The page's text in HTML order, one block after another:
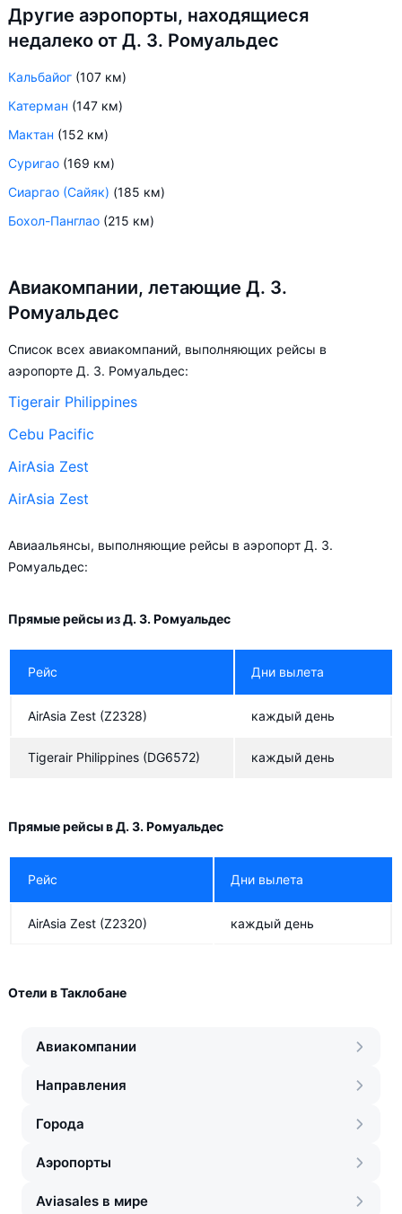
Другие аэропорты, находящиеся
недалеко от Д. З. Ромуальдес
Кальбайог (107 км)
Катерман (147 км)
Мактан (152 км)
Суригао (169 км)
Сиаргао (Сайяк) (185 км)
Бохол-Панглао (215 км)
Авиакомпании, летающие Д. З.
Ромуальдес
Список всех авиакомпаний, выполняющих рейсы в
аэропорте Д. З. Ромуальдес:
Tigerair Philippines
Cebu Pacific
AirAsia Zest
AirAsia Zest
Авиаальянсы, выполняющие рейсы в аэропорт Д. З.
Ромуальдес:
Прямые рейсы из Д. З. Ромуальдес
Рейс Дни вылета
AirAsia Zest (Z2328) каждый день
Tigerair Philippines (DG6572) каждый день
Прямые рейсы в Д. З. Ромуальдес
Рейс Дни вылета
AirAsia Zest (Z2320) каждый день
Отели в Таклобане
Авиакомпании
Направления
Города
Аэропорты
Aviasales в мире